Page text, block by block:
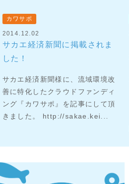
カワサポ
2014.12.02
サカエ経済新聞に掲載されま
した！
サカエ経済新聞様に、流域環境改
善に特化したクラウドファンディ
ング『カワサポ』を記事にして頂
きました。 http://sakae.kei...